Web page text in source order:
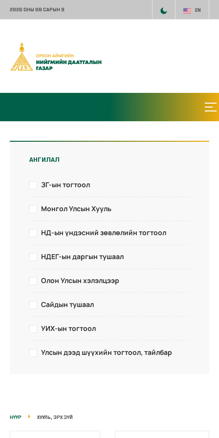
2026 ОНЫ 08 САРЫН 9 EN
АНГИЛАЛ
ЗГ-ын тогтоол
Монгол Улсын Хууль
НД-ын үндэсний зөвлөлийн тогтоол
НДЕГ-ын даргын тушаал
Олон Улсын хэлэлцээр
Сайдын тушаал
УИХ-ын тогтоол
Улсын дээд шүүхийн тогтоол, тайлбар
НҮҮР ХУУЛЬ, ЭРХ ЗҮЙ